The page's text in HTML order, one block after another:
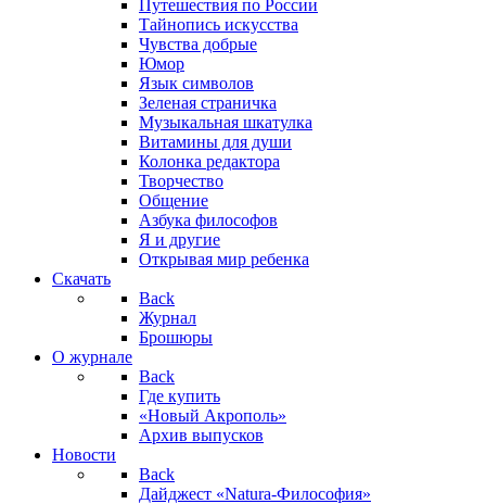
Путешествия по России
Тайнопись искусства
Чувства добрые
Юмор
Язык символов
Зеленая страничка
Музыкальная шкатулка
Витамины для души
Колонка редактора
Творчество
Общение
Азбука философов
Я и другие
Открывая мир ребенка
Скачать
Back
Журнал
Брошюры
О журнале
Back
Где купить
«Новый Акрополь»
Архив выпусков
Новости
Back
Дайджест «Natura-Философия»